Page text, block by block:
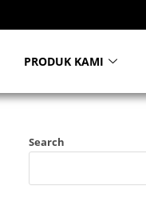
PRODUK KAMI
Search